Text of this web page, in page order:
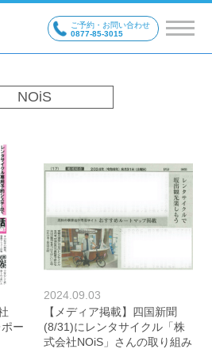
ご予約・お問い合わせ
0877-85-3015
NOiS
ー
2024.09.03
【メディア掲載】四国新聞
(8/31)にレンタサイクル「株
式会社NOiS」さんの取り組み